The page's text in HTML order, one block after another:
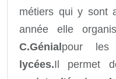
métiers qui y sont
année elle
C.Génialpour les
lycées.Il permet